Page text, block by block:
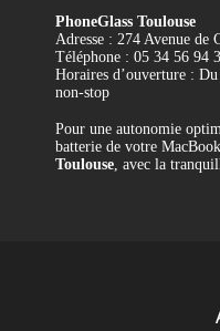
PhoneGlass Toulouse
Adresse : 274 Avenue de
Téléphone : 05 34 56 94
Horaires d’ouverture :
non-stop
Pour une autonomie
batterie de votre
Toulouse, avec la